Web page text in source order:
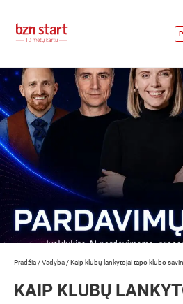
Pradžia /Vadyba /Kaip klubų lankytojai tapo klubo
KAIP KLUBŲ